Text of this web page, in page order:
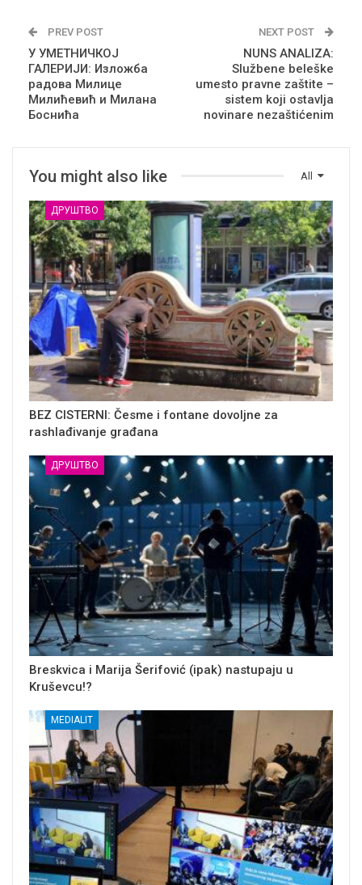
PREV POST
У УМЕТНИЧКОЈ
ГАЛЕРИЈИ: Изложба
радова Милице
Милићевић и Милана
Боснића
NEXT POST
NUNS ANALIZA:
Službene beleške
umesto pravne zaštite –
sistem koji ostavlja
novinare nezaštićenim
All
You might also like
ДРУШТВО
BEZ CISTERNI: Česme i fontane dovoljne za
rashlađivanje građana
ДРУШТВО
Breskvica i Marija Šerifović (ipak) nastupaju u
Kruševcu!?
MEDIALIT